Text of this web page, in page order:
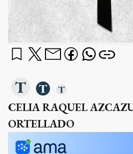
CELIA RAQUEL
ORTELLADO